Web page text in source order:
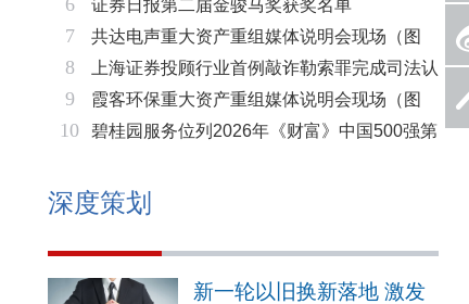
6
7
8
9
10
市场秩序”答记者问
证券日报第二届金骏马奖获奖名单
共达电声重大资产重组媒体说明会现场（图
片）
上海证券投顾行业首例敲诈勒索罪完成司法认
定 司法机关重拳打击“职业索赔人”
霞客环保重大资产重组媒体说明会现场（图
片）
碧桂园服务位列2026年《财富》中国500强第
深度策划
新一轮以旧换新落地 激发